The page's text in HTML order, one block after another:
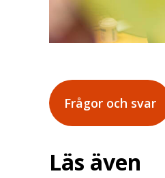
Frågor och svar
Läs även